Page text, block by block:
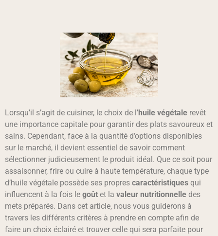
Lorsqu’il s’agit de cuisiner, le choix de l’huile végétale revêt
une importance capitale pour garantir des plats savoureux et
sains. Cependant, face à la quantité d’options disponibles
sur le marché, il devient essentiel de savoir comment
sélectionner judicieusement le produit idéal. Que ce soit pour
assaisonner, frire ou cuire à haute température, chaque type
d’huile végétale possède ses propres caractéristiques qui
influencent à la fois le goût et la valeur nutritionnelle des
mets préparés. Dans cet article, nous vous guiderons à
travers les différents critères à prendre en compte afin de
faire un choix éclairé et trouver celle qui sera parfaite pour